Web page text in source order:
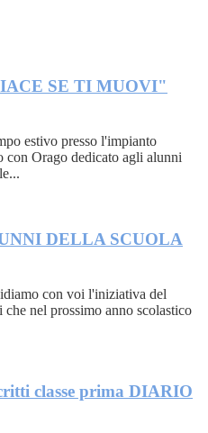
SE TI MUOVI"
estivo presso l'impianto
Orago dedicato agli alunni
DELLA SCUOLA
con voi l'iniziativa del
nel prossimo anno scolastico
classe prima DIARIO